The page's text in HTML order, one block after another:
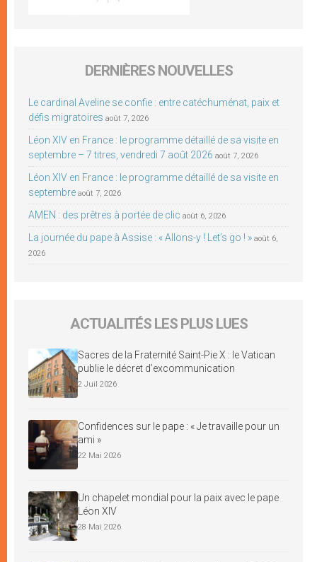
DERNIÈRES NOUVELLES
Le cardinal Aveline se confie : entre catéchuménat, paix et
défis migratoires août 7, 2026
Léon XIV en France : le programme détaillé de sa visite en
septembre – 7 titres, vendredi 7 août 2026 août 7, 2026
Léon XIV en France : le programme détaillé de sa visite en
septembre août 7, 2026
AMEN : des prêtres à portée de clic août 6, 2026
La journée du pape à Assise : « Allons-y ! Let’s go ! » août 6,
2026
ACTUALITÉS LES PLUS LUES
Sacres de la Fraternité Saint-Pie X : le Vatican
publie le décret d’excommunication
2 Juil 2026
Confidences sur le pape : « Je travaille pour un
ami »
22 Mai 2026
Un chapelet mondial pour la paix avec le pape
Léon XIV
28 Mai 2026